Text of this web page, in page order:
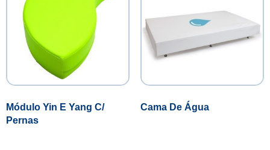
Módulo Yin E Yang C/
Pernas
Cama De Água